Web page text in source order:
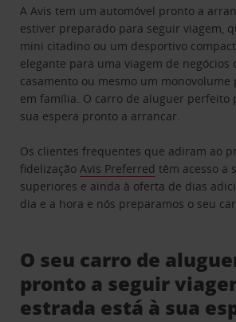
A Avis tem um automóvel pronto a
estiver preparado para seguir viagem,
mini citadino ou um desportivo
elegante para uma viagem de negócios
casamento ou mesmo um monovolume
em família. O carro de aluguer perfeito
sua espera pronto a arrancar.
Os clientes frequentes que adiram ao
fidelizaçãoAvis Preferred têm acesso a
superiores e ainda à oferta de dias
dia e a hora e nós preparamos o seu
O seu carro de
pronto a seguir
estrada está à sua